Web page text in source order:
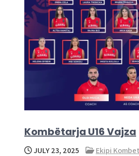
Kombëtarja U16 Vajza
JULY 23, 2025 Ekipi